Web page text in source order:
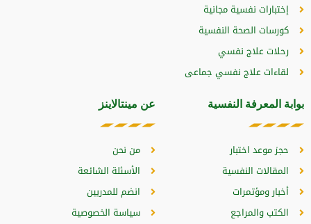
عن مينتالاينز
من نحن
الأسئلة الشائعة
انضم للمدربين
سياسة الخصوصية
بوابة المعرفة النفسية
حجز موعد اختبار
المقالات النفسية
أخبار ومؤتمرات
الكتب والمراجع
إختبارات نفسية مجانية
كورسات الصحة النفسية
رحلات علاج نفسي
لقاءات علاج نفسي جماعى